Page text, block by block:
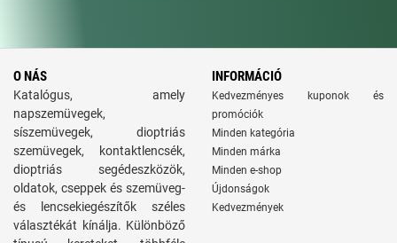
O NÁS
Katalógus, amely
napszemüvegek,
síszemüvegek, dioptriás
szemüvegek, kontaktlencsék,
dioptriás segédeszközök,
oldatok, cseppek és szemüveg-
és lencsekiegészítők széles
választékát kínálja. Különböző
INFORMÁCIÓ
Kedvezményes kuponok és
promóciók
Minden kategória
Minden márka
Minden e-shop
Újdonságok
Kedvezmények